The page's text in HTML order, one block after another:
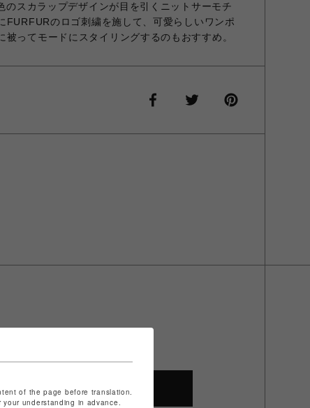
のスカラップデザインが目を引くニットサーモチ
FURFURのロゴ刺繍を施して、可愛らしいワンポ
被ってモードにスタイリングするのもおすすめ。
SHOP TOP
of the page before translation.
understanding in advance.